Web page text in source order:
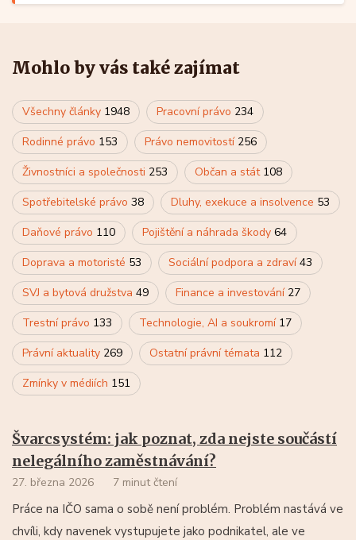
Mohlo by vás také zajímat
Všechny články 1948 Pracovní právo 234
Rodinné právo 153 Právo nemovitostí 256
Živnostníci a společnosti 253 Občan a stát 108
Spotřebitelské právo 38 Dluhy, exekuce a insolvence 53
Daňové právo 110 Pojištění a náhrada škody 64
Doprava a motoristé 53 Sociální podpora a zdraví43
SVJ a bytová družstva 49 Finance a investování 27
Trestní právo 133 Technologie, AI a soukromí 17
Právní aktuality 269 Ostatní právní témata 112
Zmínky v médiích 151
Švarcsystém: jak poznat, zda nejste součástí
nelegálního zaměstnávání?
27. března 2026 7 minut čtení
Práce na IČO sama o sobě není problém. Problém nastává ve
chvíli, kdy navenek vystupujete jako podnikatel, ale ve